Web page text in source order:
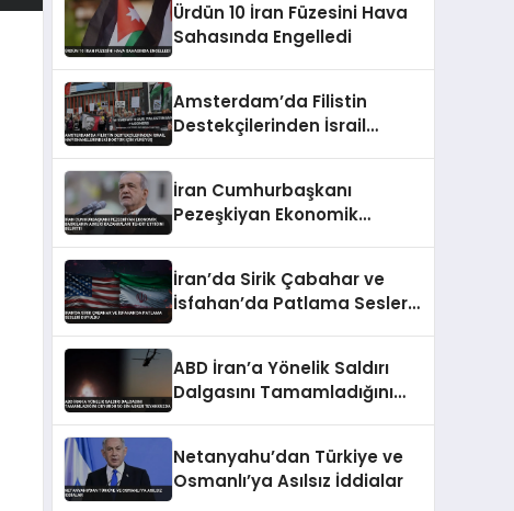
Ürdün 10 İran Füzesini Hava
Sahasında Engelledi
Amsterdam’da Filistin
Destekçilerinden İsrail
İran Cumhurbaşkanı
Pezeşkiyan Ekonomik
Belirtti
İran’da Sirik Çabahar ve
İsfahan’da Patlama Sesleri
ABD İran’a Yönelik Saldırı
Dalgasını Tamamladığını
Netanyahu’dan Türkiye ve
Osmanlı’ya Asılsız İddialar